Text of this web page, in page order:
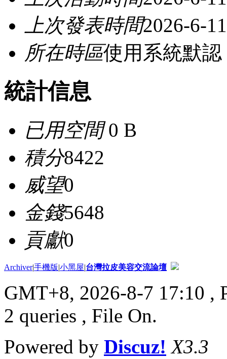
上次發表時間2026-6-
所在時區使用系統默認
統計信息
已用空間0 B
積分8422
威望0
金錢5648
貢獻0
Archiver|手機版|小黑屋|台灣拉皮美容交流論壇
GMT+8, 2026-8-7 17:10 ,
2 queries , File On.
Powered by Discuz! X3.3